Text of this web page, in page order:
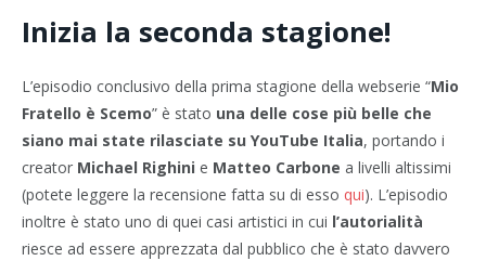
Inizia la seconda stagione!
L’episodio conclusivo della prima stagione della webserie “Mio
Fratello è Scemo” è stato una delle cose più belle che
siano mai state rilasciate su YouTube Italia, portando i
creator Michael Righini e Matteo Carbone a livelli altissimi
(potete leggere la recensione fatta su di esso qui). L’episodio
inoltre è stato uno di quei casi artistici in cui l’autorialità
riesce ad essere apprezzata dal pubblico che è stato davvero